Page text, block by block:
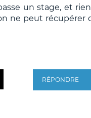
un stage, et
ne peut
RÉPONDRE